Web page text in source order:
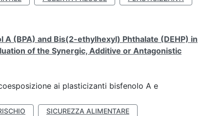
(BPA) and Bis(2-ethylhexyl) Phthalate (DEHP) in
of the Synergic, Additive or Antagonistic
ai plasticizanti bisfenolo A e
SICUREZZA ALIMENTARE